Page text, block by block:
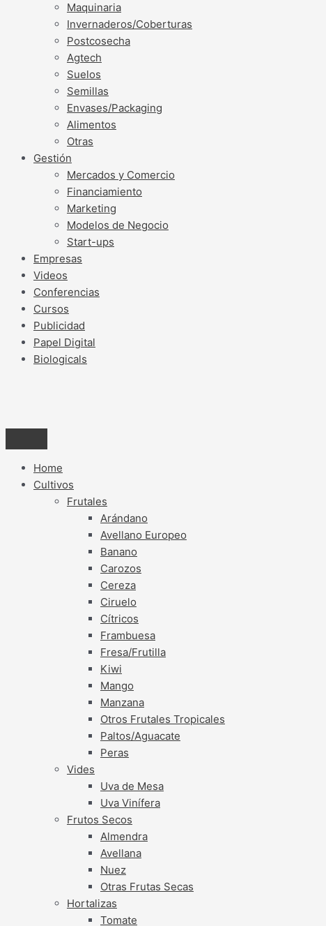
Maquinaria
Invernaderos/Coberturas
Postcosecha
Agtech
Suelos
Semillas
Envases/Packaging
Alimentos
Otras
Gestión
Mercados y Comercio
Financiamiento
Marketing
Modelos de Negocio
Start-ups
Empresas
Videos
Conferencias
Cursos
Publicidad
Papel Digital
Biologicals
Home
Cultivos
Frutales
Arándano
Avellano Europeo
Banano
Carozos
Cereza
Ciruelo
Cítricos
Frambuesa
Fresa/Frutilla
Kiwi
Mango
Manzana
Otros Frutales Tropicales
Paltos/Aguacate
Peras
Vides
Uva de Mesa
Uva Vinífera
Frutos Secos
Almendra
Avellana
Nuez
Otras Frutas Secas
Hortalizas
Tomate